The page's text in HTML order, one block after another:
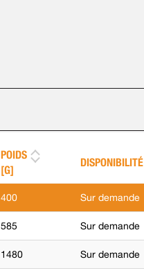
POIDS
[G]
DISPONIBILITÉ
400 Sur demande
585 Sur demande
1480 Sur demande